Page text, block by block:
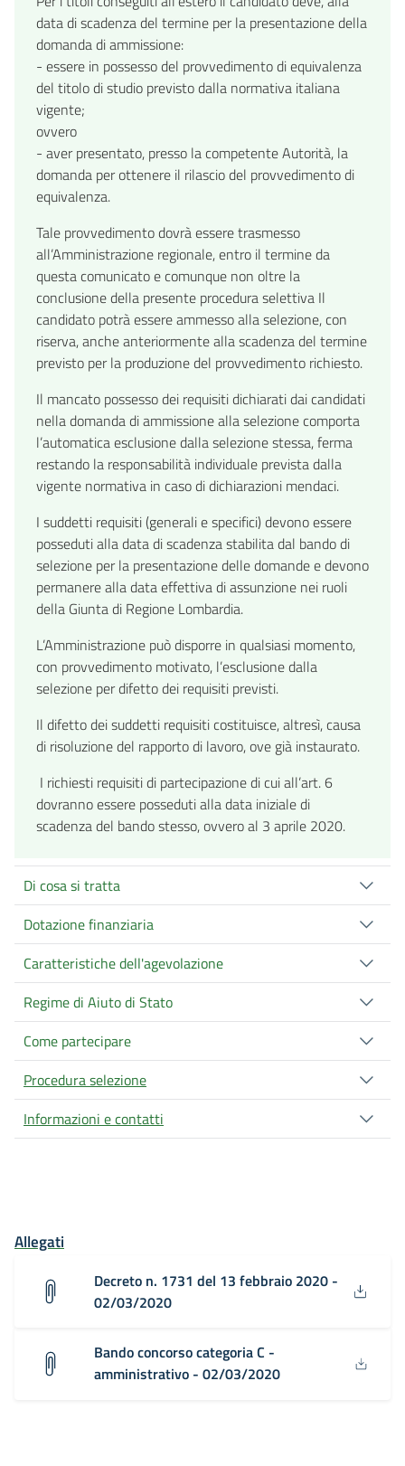
data di scadenza del termine per la presentazione della
domanda di ammissione:
- essere in possesso del provvedimento di equivalenza
del titolo di studio previsto dalla normativa italiana
vigente;
ovvero
- aver presentato, presso la competente Autorità, la
domanda per ottenere il rilascio del provvedimento di
equivalenza.
Tale provvedimento dovrà essere trasmesso
all’Amministrazione regionale, entro il termine da
questa comunicato e comunque non oltre la
conclusione della presente procedura selettiva Il
candidato potrà essere ammesso alla selezione, con
riserva, anche anteriormente alla scadenza del termine
previsto per la produzione del provvedimento richiesto.
Il mancato possesso dei requisiti dichiarati dai candidati
nella domanda di ammissione alla selezione comporta
l’automatica esclusione dalla selezione stessa, ferma
restando la responsabilità individuale prevista dalla
vigente normativa in caso di dichiarazioni mendaci.
I suddetti requisiti (generali e specifici) devono essere
posseduti alla data di scadenza stabilita dal bando di
selezione per la presentazione delle domande e devono
permanere alla data effettiva di assunzione nei ruoli
della Giunta di Regione Lombardia.
L’Amministrazione può disporre in qualsiasi momento,
con provvedimento motivato, l’esclusione dalla
selezione per difetto dei requisiti previsti.
Il difetto dei suddetti requisiti costituisce, altresì, causa
di risoluzione del rapporto di lavoro, ove già instaurato.
I richiesti requisiti di partecipazione di cui all’art. 6
dovranno essere posseduti alla data iniziale di
scadenza del bando stesso, ovvero al 3 aprile 2020.
Di cosa si tratta
Dotazione finanziaria
Caratteristiche dell'agevolazione
Regime di Aiuto di Stato
Come partecipare
Procedura selezione
Informazioni e contatti
Allegati
Decreto n. 1731 del 13 febbraio 2020 -
02/03/2020
Bando concorso categoria C -
amministrativo - 02/03/2020